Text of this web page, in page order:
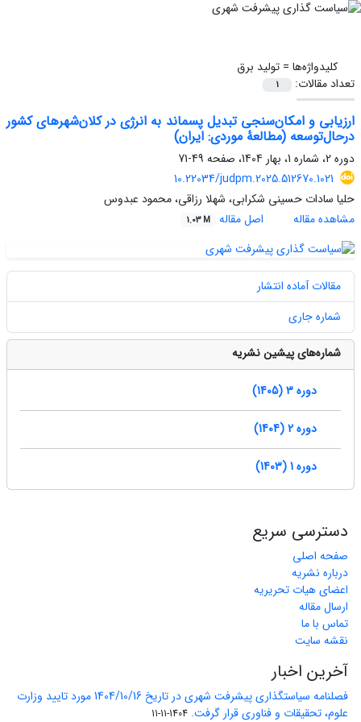
کلیدواژه‌ها =تولید برق
تعداد مقالات:
1
ارزیابی و امکان‌سنجی تبدیل پسماند به انرژی در کلان‌شهرهای کشور
درحال‌توسعه (مطالعۀ موردی: ایران)
دوره 2، شماره 1، بهار 1404، صفحه
49-71
10.22034/judpm.2025.512670.1021
حلیا سادات حسینی شکرابی، شهلا رزاقی، محمود عبدوس
مشاهده مقاله
اصل مقاله 1.03 M
مقالات آماده انتشار
شماره جاری
شماره‌های پیشین نشریه
دوره 3 (1405)
دوره 2 (1404)
دوره 1 (1403)
دسترسی سریع
صفحه اصلی
درباره نشریه
اعضای هیات تحریریه
ارسال مقاله
تماس با ما
نقشه سایت
آخرین اخبار
فصلنامه سیاستگذاری پیشرفت شهری در تاریخ 1404/10/16 مورد تایید وزارت
علوم، تحقیقات و فناوری قرار گرفت. 1404-11-11